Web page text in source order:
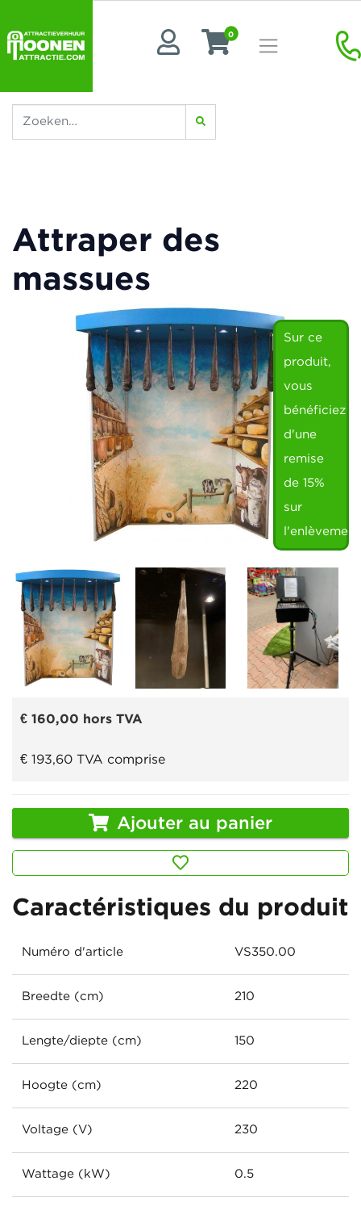
0
Attraper des
massues
Sur ce
produit,
vous
bénéficiez
d'une
remise
de 15%
sur
€ 160,00 hors TVA
€ 193,60 TVA comprise
Ajouter au panier
Caractéristiques du produit
Numéro d'article VS350.00
Breedte (cm) 210
Lengte/diepte (cm) 150
Hoogte (cm) 220
Voltage (V) 230
Wattage (kW) 0.5